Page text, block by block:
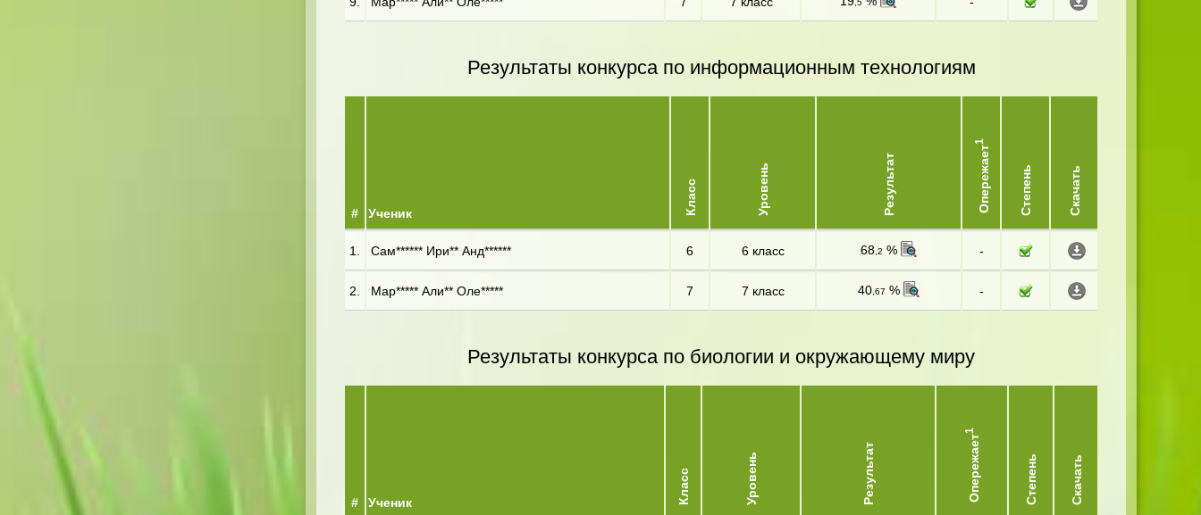
,5
Результаты конкурса по информационным технологиям
# Ученик Класс Уровень Результат Опережает
1
Степень Скачать
1. Сам****** Ири** Анд****** 6 6 класс 68 ,2 % -
2. Мар***** Али** Оле***** 7 7 класс 40 ,67 % -
Результаты конкурса по биологии и окружающему миру
# Ученик Класс Уровень Результат Опережает
1
Степень Скачать